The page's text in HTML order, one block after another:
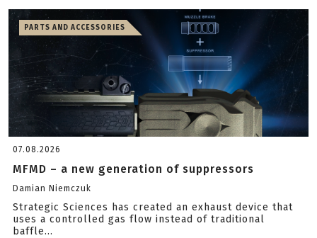
PARTS AND ACCESSORIES
07.08.2026
MFMD – a new generation of suppressors
Damian Niemczuk
Strategic Sciences has created an exhaust device that
uses a controlled gas flow instead of traditional
baffle...